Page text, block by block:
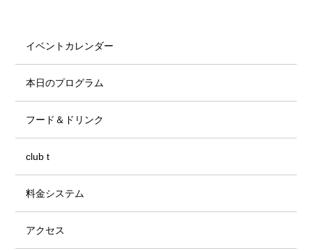
イベントカレンダー
本日のプログラム
フード＆ドリンク
club t
料金システム
アクセス